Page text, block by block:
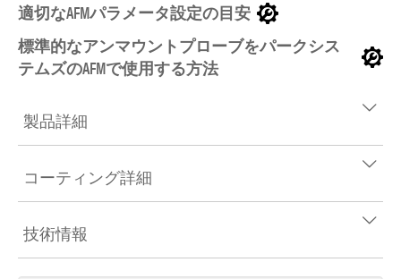
適切なAFMパラメータ設定の目安
標準的なアンマウントプローブをパークシス
テムズのAFMで使用する方法
製品詳細
コーティング詳細
技術情報